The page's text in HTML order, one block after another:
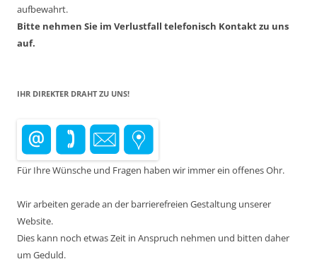
aufbewahrt.
Bitte nehmen Sie im Verlustfall telefonisch Kontakt zu uns
auf.
IHR DIREKTER DRAHT ZU UNS!
Für Ihre Wünsche und Fragen haben wir immer ein offenes Ohr.
Wir arbeiten gerade an der barrierefreien Gestaltung unserer
Website.
Dies kann noch etwas Zeit in Anspruch nehmen und bitten daher
um Geduld.